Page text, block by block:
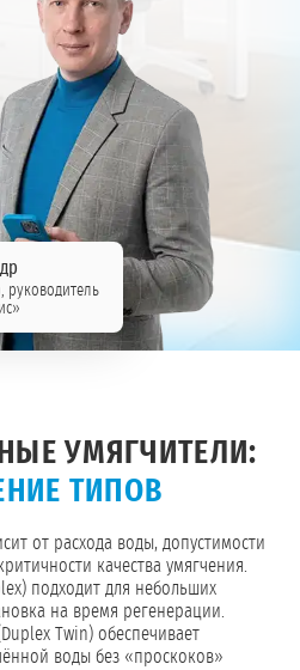
руководитель
УМЯГЧИТЕЛИ:
ТИПОВ
от расхода воды, допустимости
качества умягчения.
подходит для небольших
на время регенерации.
Twin) обеспечивает
воды без «проскоков»